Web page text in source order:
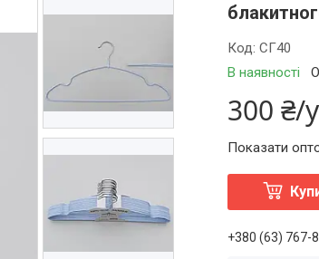
В наявності
Код:СГ40
300 ₴/
Показати
+380 (63) 767-